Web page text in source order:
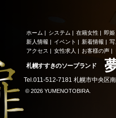
ホーム | システム | 在籍女性 | 即姫
新人情報 | イベント | 新着情報 | 写
アクセス | 女性求人 | お客様の声 |
札幌すすきのソープランド
Tel.011-512-7181 札幌市中央区
© 2026 YUMENOTOBIRA.